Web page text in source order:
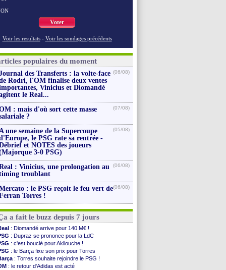
Voter
Voir les resultats - Voir les sondages précédents
populaires du moment
des Transferts : la volte-face
Rodri, l'OM finalise deux ventes
Vinicius et Diomandé
le Real...
(06/08)
: mais d'où sort cette masse
?
(07/08)
une semaine de la Supercoupe
le PSG rate sa rentrée -
et NOTES des joueurs
3-0 PSG)
(05/08)
: Vinicius, une prolongation au
troublant
(06/08)
: le PSG reçoit le feu vert de
Torres !
(06/08)
a fait le buzz depuis 7 jours
: Diomandé arrive pour 140 M€ !
: Dupraz se prononce pour la LdC
: c'est bouclé pour Akliouche !
: le Barça fixe son prix pour Torres
: Torres souhaite rejoindre le PSG !
: le retour d'Adidas est acté